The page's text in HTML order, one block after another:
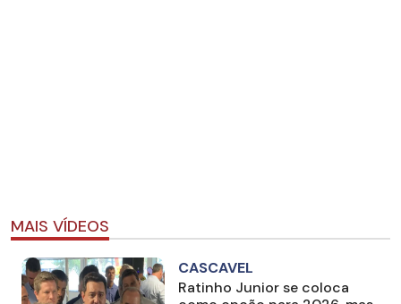
MAIS VÍDEOS
CASCAVEL
Ratinho Junior se coloca